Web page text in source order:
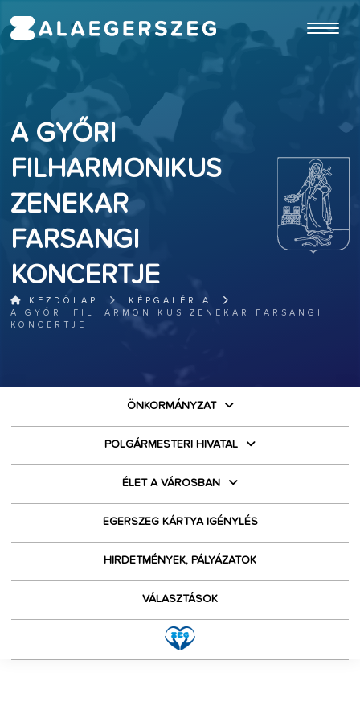
ugrás a fő tartalomhoz
A GYŐRI
FILHARMONIKUS
ZENEKAR
FARSANGI
KONCERTJE
KEZDŐLAP
KÉPGALÉRIA
A GYŐRI FILHARMONIKUS ZENEKAR FARSANGI
KONCERTJE
ÖNKORMÁNYZAT
POLGÁRMESTERI HIVATAL
ÉLET A VÁROSBAN
EGERSZEG KÁRTYA IGÉNYLÉS
HIRDETMÉNYEK, PÁLYÁZATOK
VÁLASZTÁSOK